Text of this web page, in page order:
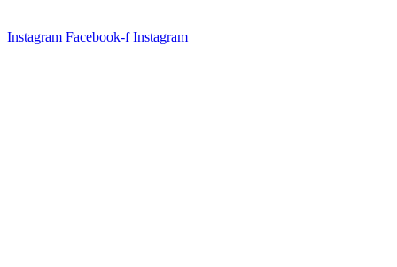
Instagram Facebook-f Instagram